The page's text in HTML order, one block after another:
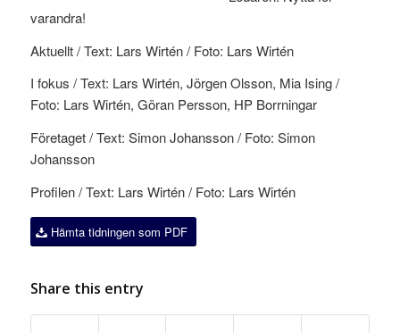
varandra!
Aktuellt / Text: Lars Wirtén / Foto: Lars Wirtén
I fokus / Text: Lars Wirtén, Jörgen Olsson, Mia Ising /
Foto: Lars Wirtén, Göran Persson, HP Borrningar
Företaget / Text: Simon Johansson / Foto: Simon
Johansson
Profilen / Text: Lars Wirtén / Foto: Lars Wirtén
Hämta tidningen som PDF
Share this entry